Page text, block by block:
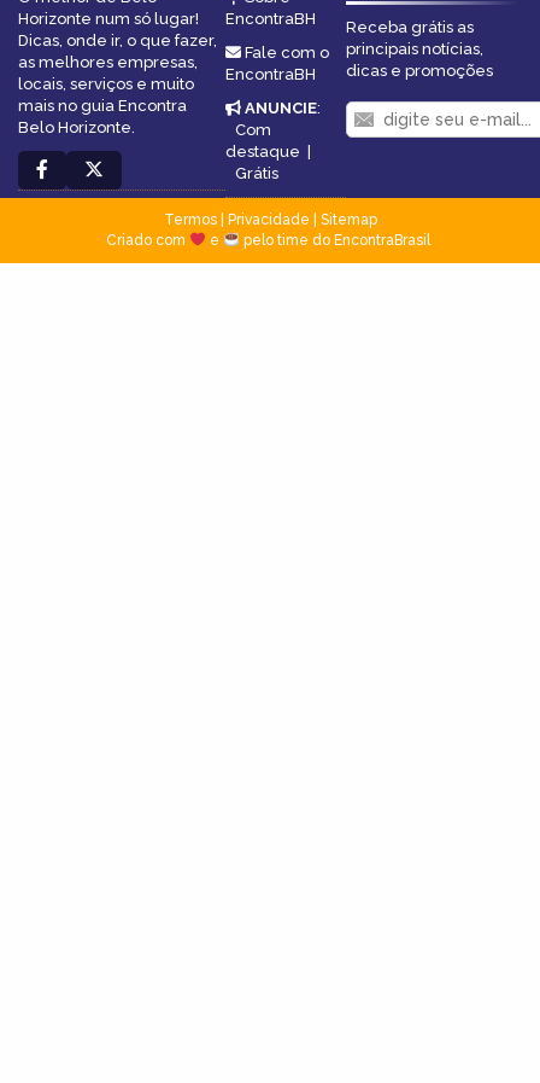
Horizonte num só lugar!
Dicas, onde ir, o que fazer,
as melhores empresas,
locais, serviços e muito
mais no guia Encontra
Belo Horizonte.
EncontraBH
Fale com o
EncontraBH
ANUNCIE:
Com
destaque |
Grátis
Receba grátis as
principais notícias,
dicas e promoções
Termos| Privacidade
Sitemap
Criado com
e pelo time do EncontraBrasil